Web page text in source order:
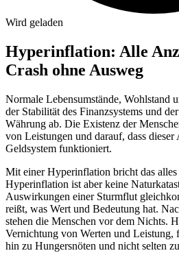
Wird geladen
Hyperinflation: Alle
Crash ohne Ausweg
Normale Lebensumstände, Wohlstand
der Stabilität des Finanzsystems und
Währung ab. Die Existenz der
von Leistungen und darauf, dass dieser
Geldsystem funktioniert.
Mit einer Hyperinflation bricht das alles
Hyperinflation ist aber keine
Auswirkungen einer Sturmflut
reißt, was Wert und Bedeutung hat.
stehen die Menschen vor dem Nichts.
Vernichtung von Werten und Leistung,
hin zu Hungersnöten und nicht selten